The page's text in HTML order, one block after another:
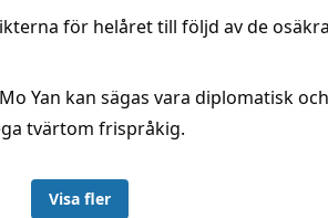
för helåret till följd av de
Yan kan sägas vara diplomatisk
tvärtom frispråkig.
Visa fler